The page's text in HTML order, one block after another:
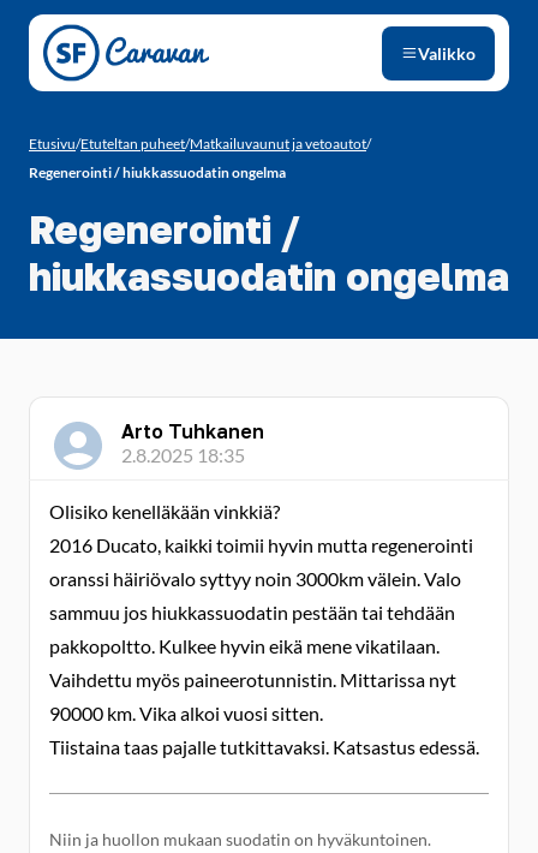
Siirry sivun sisältöön
Valikko
Etusivu/Etuteltan puheet/Matkailuvaunut ja vetoautot/
Regenerointi / hiukkassuodatin ongelma
Regenerointi /
hiukkassuodatin ongelma
Arto Tuhkanen
2.8.2025 18:35
Olisiko kenelläkään vinkkiä?
2016 Ducato, kaikki toimii hyvin mutta regenerointi
oranssi häiriövalo syttyy noin 3000km välein. Valo
sammuu jos hiukkassuodatin pestään tai tehdään
pakkopoltto. Kulkee hyvin eikä mene vikatilaan.
Vaihdettu myös paineerotunnistin. Mittarissa nyt
90000 km. Vika alkoi vuosi sitten.
Tiistaina taas pajalle tutkittavaksi. Katsastus edessä.
Niin ja huollon mukaan suodatin on hyväkuntoinen.